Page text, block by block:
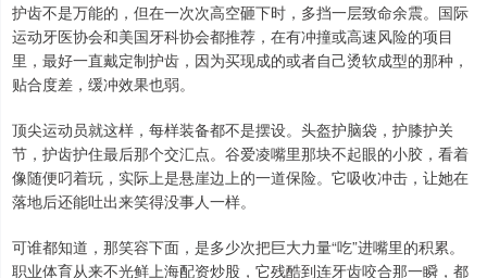
护齿不是万能的，但在一次次高空砸下时，多挡一层致命余震。国际
运动牙医协会和美国牙科协会都推荐，在有冲撞或高速风险的项目
里，最好一直戴定制护齿，因为买现成的或者自己烫软成型的那种，
贴合度差，缓冲效果也弱。
顶尖运动员就这样，每样装备都不是摆设。头盔护脑袋，护膝护关
节，护齿护住最后那个交汇点。谷爱凌嘴里那块不起眼的小胶，看着
像随便叼着玩，实际上是悬崖边上的一道保险。它吸收冲击，让她在
落地后还能吐出来笑得没事人一样。
可谁都知道，那笑容下面，是多少次把巨大力量“吃”进嘴里的积累。
职业体育从来不光鲜上海配资炒股，它残酷到连牙齿咬合那一瞬，都